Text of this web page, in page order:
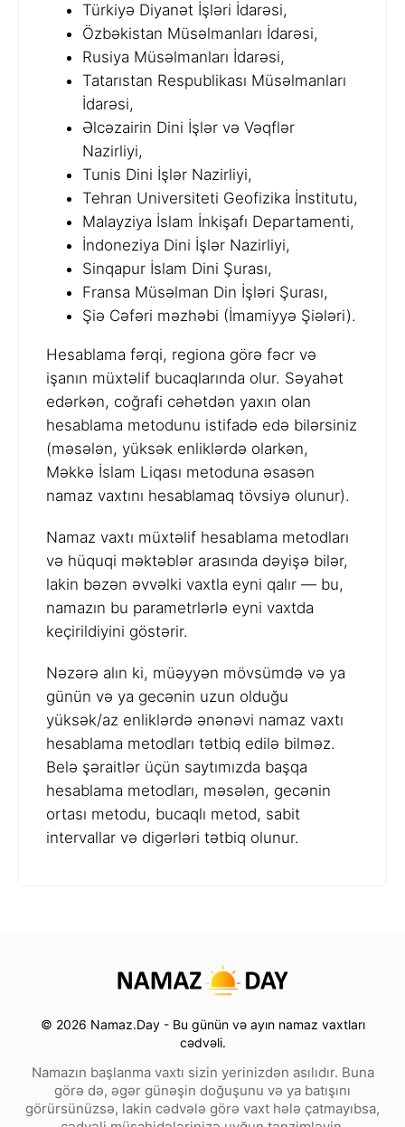
Türkiyə Diyanət İşləri İdarəsi,
Özbəkistan Müsəlmanları İdarəsi,
Rusiya Müsəlmanları İdarəsi,
Tatarıstan Respublikası Müsəlmanları
İdarəsi,
Əlcəzairin Dini İşlər və Vəqflər
Nazirliyi,
Tunis Dini İşlər Nazirliyi,
Tehran Universiteti Geofizika İnstitutu,
Malayziya İslam İnkişafı Departamenti,
İndoneziya Dini İşlər Nazirliyi,
Sinqapur İslam Dini Şurası,
Fransa Müsəlman Din İşləri Şurası,
Şiə Cəfəri məzhəbi (İmamiyyə Şiələri).
Hesablama fərqi, regiona görə fəcr və
işanın müxtəlif bucaqlarında olur. Səyahət
edərkən, coğrafi cəhətdən yaxın olan
hesablama metodunu istifadə edə bilərsiniz
(məsələn, yüksək enliklərdə olarkən,
Məkkə İslam Liqası metoduna əsasən
namaz vaxtını hesablamaq tövsiyə olunur).
Namaz vaxtı müxtəlif hesablama metodları
və hüquqi məktəblər arasında dəyişə bilər,
lakin bəzən əvvəlki vaxtla eyni qalır — bu,
namazın bu parametrlərlə eyni vaxtda
keçirildiyini göstərir.
Nəzərə alın ki, müəyyən mövsümdə və ya
günün və ya gecənin uzun olduğu
yüksək/az enliklərdə ənənəvi namaz vaxtı
hesablama metodları tətbiq edilə bilməz.
Belə şəraitlər üçün saytımızda başqa
hesablama metodları, məsələn, gecənin
ortası metodu, bucaqlı metod, sabit
intervallar və digərləri tətbiq olunur.
© 2026 Namaz.Day - Bu günün və ayın namaz vaxtları
cədvəli.
Namazın başlanma vaxtı sizin yerinizdən asılıdır. Buna
görə də, əgər günəşin doğuşunu və ya batışını
görürsünüzsə, lakin cədvələ görə vaxt hələ çatmayıbsa,